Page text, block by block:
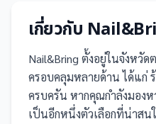
เกี่ยวกับ
Nail&Bring ตั้งอยู่ในจังหวัด
ครอบคลุมหลายด้าน ได้แก่
ครบครัน หากคุณกำลังมองห
เป็นอีกหนึ่งตัวเลือกที่น่าสน